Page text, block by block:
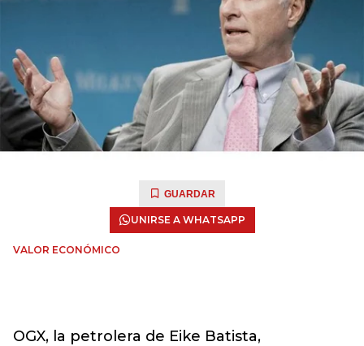
GUARDAR
UNIRSE A WHATSAPP
VALOR ECONÓMICO
OGX, la petrolera de Eike Batista,